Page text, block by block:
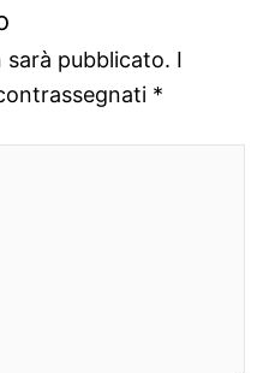
sarà pubblicato. I
*